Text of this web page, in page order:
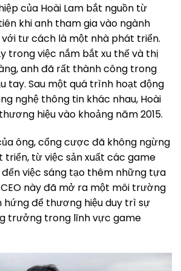
của Hoài Lam bắt nguồn từ
khi anh tham gia vào ngành
tư cách là một nhà phát triển.
trong việc nắm bắt xu thế và thị
anh đã rất thành công trong
tay. Sau một quá trình hoạt động
nghệ thông tin khác nhau, Hoài
hiệu vào khoảng năm 2015.
ông, cổng cược đã không ngừng
triển, từ việc sản xuất các game
việc sáng tạo thêm những tựa
này đã mở ra một môi trường
hứng để thương hiệu duy trì sự
trưởng trong lĩnh vực game